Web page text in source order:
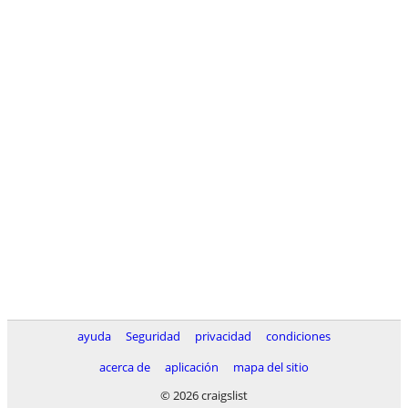
ayuda Seguridad privacidad
condiciones
acerca de
aplicación
mapa del sitio
© 2026 craigslist